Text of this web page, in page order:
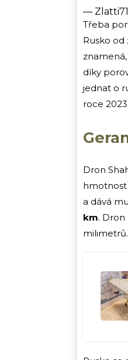
—
Třeba
Rusko od
díky
jednat o
roce
Dron
hmotnost
a dává
km. Dron